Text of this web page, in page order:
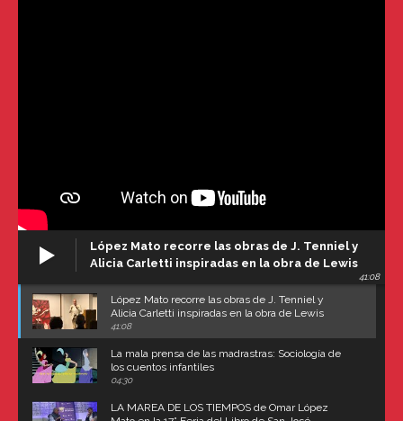
López Mato recorre las obras de J. Tenniel y
Alicia Carletti inspiradas en la obra de Lewis
41:08
López Mato recorre las obras de J. Tenniel y
Alicia Carletti inspiradas en la obra de Lewis
Carroll
41:08
La mala prensa de las madrastras: Sociología de
los cuentos infantiles
04:30
LA MAREA DE LOS TIEMPOS de Omar López